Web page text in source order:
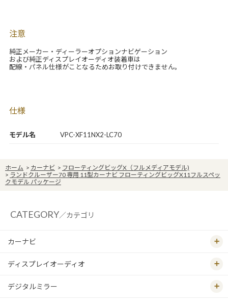
モデル名 VPC-XF11NX2-LC70
注意
純正メーカー・ディーラーオプションナビゲーション
および純正ディスプレイオーディオ装着車は
配線・パネル仕様がことなるためお取り付けできません。
仕様
ホーム > カーナビ > フローティングビッグX（フルメディアモデル)
> ランドクルーザー70 専用 11型カーナビ フローティングビッグX11フルスペッ
クモデル パッケージ
CATEGORY／カテゴリ
カーナビ
ディスプレイオーディオ
デジタルミラー